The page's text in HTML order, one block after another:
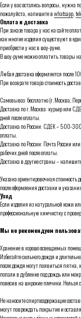
Если у вас остались вопросы, нужна
пожалуйста, напишите вwhatsapp,
Оплата и доставка
При заказе товара у нас на сайте
как многие изделия существуют в
приобрести у нас в шоу-руме.
В шоу-руме можно оплатить товары
Любая доставка оформляется после
При возврате товара стоимость
Самовывоз: бесплатно (г. Москва,
Доставка по г. Москва: курьер или
дней после оплаты.
Доставка по России: СДЕК – 500-
оплаты.
Доставка по России: Почта России
рабочих дней после оплаты.
Доставка в другие страны –
Указана ориентировочная стоимость
после оформления доставки и
Уход
Если изделия из натуральной кожи
профессиональную химчистку с
Мы не рекомендуем
Хранение в хорошо освещаемых
Избегайте сильного дождя и
после дождя могут появиться пятна,
попали в дубленке под дождь или
повесив на широкие плечики.
Не наносите спиртосодержащие
могут повреждать покрытие и